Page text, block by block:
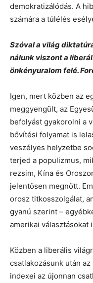
demokratizálódás. A
számára a túlélés
Szóval a világ
nálunk viszont a
önkényuralom felé.
Igen, mert közben az
meggyengült, az
befolyást gyakorolni a
bővítési folyamat is
veszélyes helyzetbe
terjed a populizmus,
rezsim, Kína és
jelentősen megnőtt.
orosz titkosszolgálat,
gyanú szerint –
amerikai választásokat
Közben a liberális
csatlakozásunk után
indexei az újonnan